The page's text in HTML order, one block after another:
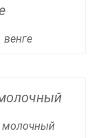
венге
молочный